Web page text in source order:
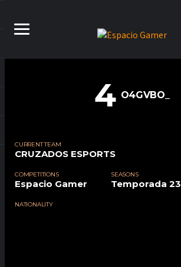
4 O4GVBO_
CURRENT TEAM
CRUZADOS ESPORTS
COMPETITIONS
Espacio Gamer
SEASONS
Temporada 23
NATIONALITY